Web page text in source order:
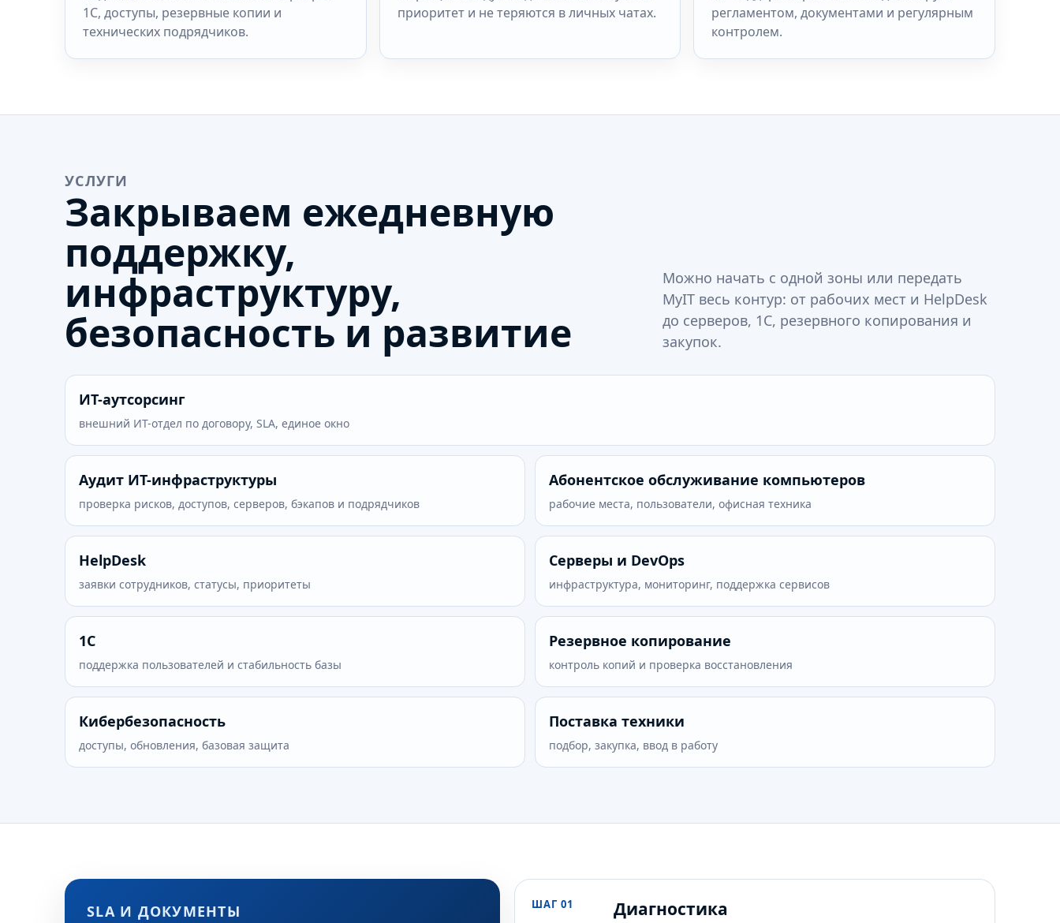
1С, доступы, резервные копии и
технических подрядчиков.
приоритет и не теряются в личных чатах.
регламентом, документами и регулярным
контролем.
УСЛУГИ
Закрываем ежедневную
поддержку,
инфраструктуру,
безопасность и развитие
Можно начать с одной зоны или передать
MyIT весь контур: от рабочих мест и HelpDesk
до серверов, 1С, резервного копирования и
закупок.
ИТ-аутсорсинг
внешний ИТ-отдел по договору, SLA, единое окно
Аудит ИТ-инфраструктуры
проверка рисков, доступов, серверов, бэкапов и подрядчиков
Абонентское обслуживание компьютеров
рабочие места, пользователи, офисная техника
HelpDesk
заявки сотрудников, статусы, приоритеты
Серверы и DevOps
инфраструктура, мониторинг, поддержка сервисов
1С
поддержка пользователей и стабильность базы
Резервное копирование
контроль копий и проверка восстановления
Кибербезопасность
доступы, обновления, базовая защита
Поставка техники
подбор, закупка, ввод в работу
SLA И ДОКУМЕНТЫ ШАГ 01 Диагностика